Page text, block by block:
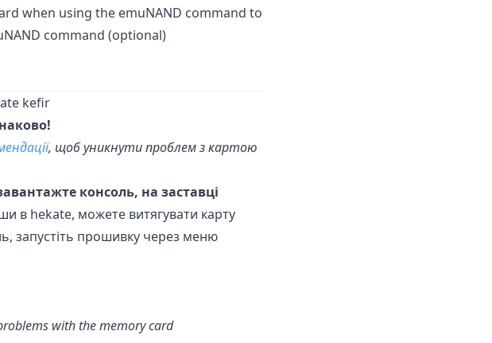
when using the emuNAND command to
command (optional)
kefir
, щоб уникнути проблем з картою
консоль, на заставці
в hekate, можете витягувати карту
запустіть прошивку через меню
with the memory card